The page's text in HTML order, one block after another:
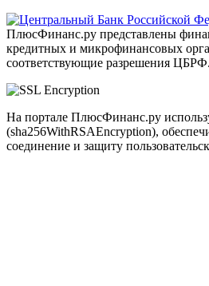
ПлюсФинанс.ру представлены
кредитных и микрофинансовых
соответствующие разрешения ЦБРФ.
На портале ПлюсФинанс.ру
(sha256WithRSAEncryption),
соединение и защиту